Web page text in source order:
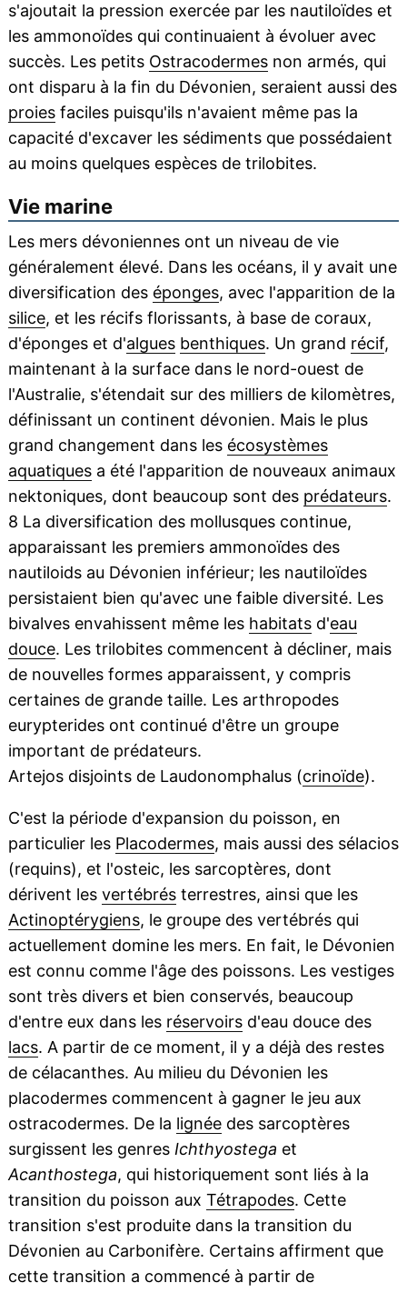
s'ajoutait la pression exercée par les nautiloïdes et
les ammonoïdes qui continuaient à évoluer avec
succès. Les petits Ostracodermesnon armés, qui
ont disparu à la fin du Dévonien, seraient aussi des
proiesfaciles puisqu'ils n'avaient même pas la
capacité d'excaver les sédiments que possédaient
au moins quelques espèces de trilobites.
Vie marine
Les mers dévoniennes ont un niveau de vie
généralement élevé. Dans les océans, il y avait une
diversification des éponges, avec l'apparition de la
silice, et les récifs florissants, à base de coraux,
d'éponges et d'algues benthiques. Un grand récif,
maintenant à la surface dans le nord-ouest de
l'Australie, s'étendait sur des milliers de kilomètres,
définissant un continent dévonien. Mais le plus
grand changement dans les écosystèmes
aquatiquesa été l'apparition de nouveaux animaux
nektoniques, dont beaucoup sont des prédateurs.
8 La diversification des mollusques continue,
apparaissant les premiers ammonoïdes des
nautiloids au Dévonien inférieur; les nautiloïdes
persistaient bien qu'avec une faible diversité. Les
bivalves envahissent même les habitatsd'eau
douce. Les trilobites commencent à décliner, mais
de nouvelles formes apparaissent, y compris
certaines de grande taille. Les arthropodes
eurypterides ont continué d'être un groupe
important de prédateurs.
Artejos disjoints de Laudonomphalus (crinoïde).
C'est la période d'expansion du poisson, en
particulier les Placodermes, mais aussi des sélacios
(requins), et l'osteic, les sarcoptères, dont
dérivent les vertébrésterrestres, ainsi que les
Actinoptérygiens, le groupe des vertébrés qui
actuellement domine les mers. En fait, le Dévonien
est connu comme l'âge des poissons. Les vestiges
sont très divers et bien conservés, beaucoup
d'entre eux dans les réservoirsd'eau douce des
lacs. A partir de ce moment, il y a déjà des restes
de célacanthes. Au milieu du Dévonien les
placodermes commencent à gagner le jeu aux
ostracodermes. De la lignéedes sarcoptères
surgissent les genres Ichthyostega et
Acanthostega, qui historiquement sont liés à la
transition du poisson aux Tétrapodes. Cette
transition s'est produite dans la transition du
Dévonien au Carbonifère. Certains affirment que
cette transition a commencé à partir de